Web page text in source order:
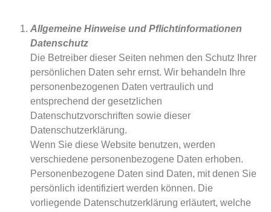
Allgemeine Hinweise und Pflichtinformationen
Datenschutz
Die Betreiber dieser Seiten nehmen den Schutz Ihrer
persönlichen Daten sehr ernst. Wir behandeln Ihre
personenbezogenen Daten vertraulich und
entsprechend der gesetzlichen
Datenschutzvorschriften sowie dieser
Datenschutzerklärung.
Wenn Sie diese Website benutzen, werden
verschiedene personenbezogene Daten erhoben.
Personenbezogene Daten sind Daten, mit denen Sie
persönlich identifiziert werden können. Die
vorliegende Datenschutzerklärung erläutert, welche